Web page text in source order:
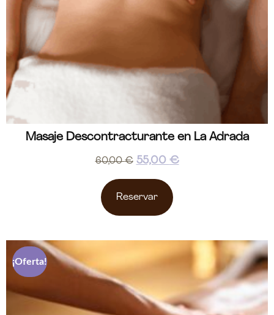
Masaje Descontracturante en La Adrada
60,00€ 55,00 €
Reservar
¡Oferta!